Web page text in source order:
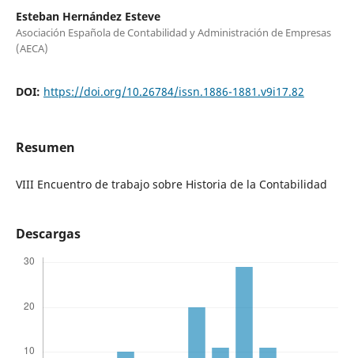
Esteban Hernández Esteve
Asociación Española de Contabilidad y Administración de Empresas
(AECA)
DOI: https://doi.org/10.26784/issn.1886-1881.v9i17.82
Resumen
VIII Encuentro de trabajo sobre Historia de la Contabilidad
Descargas